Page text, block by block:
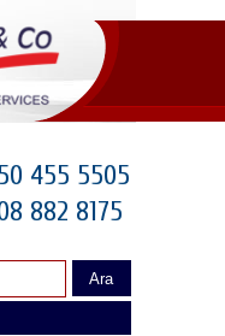
455 5505
882 8175
Ara